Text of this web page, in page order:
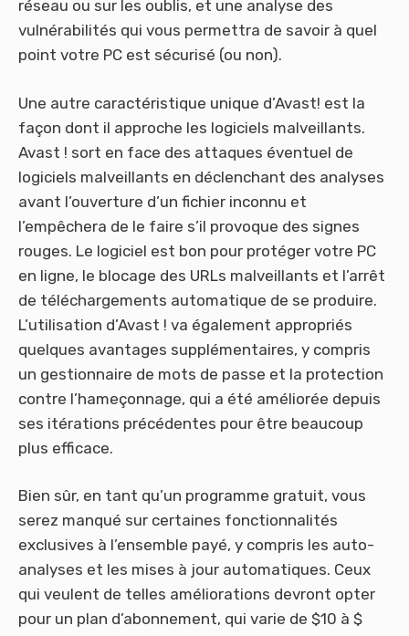
réseau ou sur les oublis, et une analyse des
vulnérabilités qui vous permettra de savoir à quel
point votre PC est sécurisé (ou non).
Une autre caractéristique unique d’Avast! est la
façon dont il approche les logiciels malveillants.
Avast ! sort en face des attaques éventuel de
logiciels malveillants en déclenchant des analyses
avant l’ouverture d’un fichier inconnu et
l’empêchera de le faire s’il provoque des signes
rouges. Le logiciel est bon pour protéger votre PC
en ligne, le blocage des URLs malveillants et l’arrêt
de téléchargements automatique de se produire.
L’utilisation d’Avast ! va également appropriés
quelques avantages supplémentaires, y compris
un gestionnaire de mots de passe et la protection
contre l’hameçonnage, qui a été améliorée depuis
ses itérations précédentes pour être beaucoup
plus efficace.
Bien sûr, en tant qu’un programme gratuit, vous
serez manqué sur certaines fonctionnalités
exclusives à l’ensemble payé, y compris les auto-
analyses et les mises à jour automatiques. Ceux
qui veulent de telles améliorations devront opter
pour un plan d’abonnement, qui varie de $10 à $